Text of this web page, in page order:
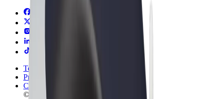
Termini e condizioni
Privacy
Cookies
© 2026 Bolt Technology OÜ